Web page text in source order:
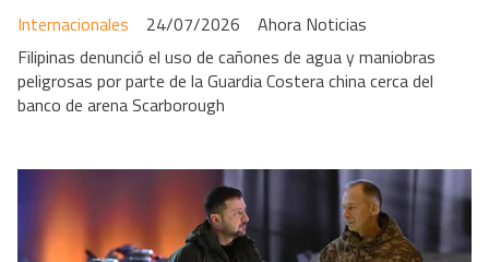
Ahora Noticias
Internacionales
24/07/2026
Filipinas denunció el uso de cañones de agua y maniobras
peligrosas por parte de la Guardia Costera china cerca del
banco de arena Scarborough